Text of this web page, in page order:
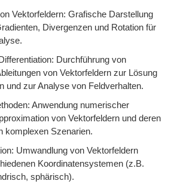
Vektorfeldern: Grafische Darstellung
Divergenzen und Rotation für
Durchführung von
von Vektorfeldern zur Lösung
und zur Analyse von Feldverhalten.
Anwendung numerischer
von Vektorfeldern und deren
komplexen Szenarien.
Umwandlung von Vektorfeldern
Koordinatensystemen (z.B.
sphärisch).